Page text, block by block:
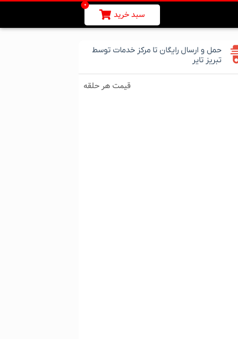
سبد خرید
0
حمل و ارسال رایگان تا مرکز خدمات توسط
تبریز تایر
قیمت هر حلقه